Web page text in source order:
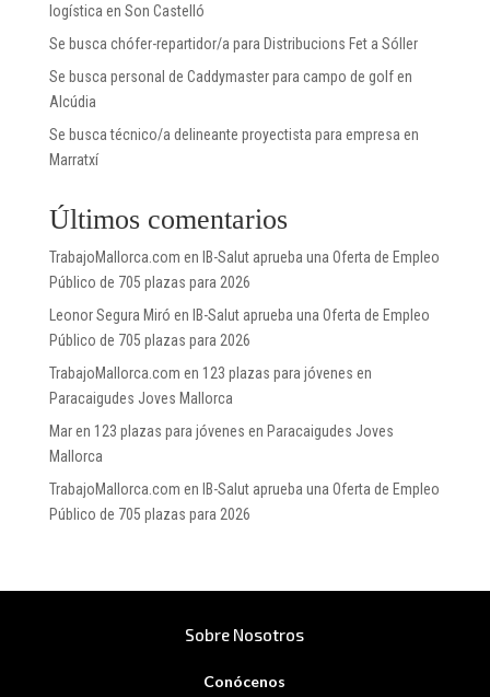
logística en Son Castelló
Se busca chófer-repartidor/a para Distribucions Fet a Sóller
Se busca personal de Caddymaster para campo de golf en
Alcúdia
Se busca técnico/a delineante proyectista para empresa en
Marratxí
Últimos comentarios
TrabajoMallorca.com en IB-Salut aprueba una Oferta de Empleo
Público de 705 plazas para 2026
Leonor Segura Miró en IB-Salut aprueba una Oferta de Empleo
Público de 705 plazas para 2026
TrabajoMallorca.com en 123 plazas para jóvenes en
Paracaigudes Joves Mallorca
Maren 123 plazas para jóvenes en Paracaigudes Joves
Mallorca
TrabajoMallorca.com en IB-Salut aprueba una Oferta de Empleo
Público de 705 plazas para 2026
Sobre Nosotros
Conócenos